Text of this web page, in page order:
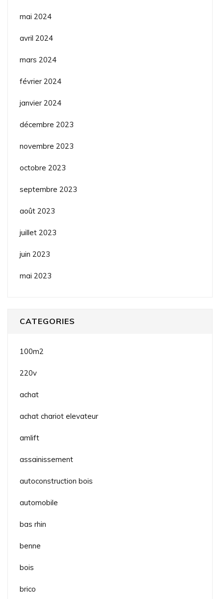
mai 2024
avril 2024
mars 2024
février 2024
janvier 2024
décembre 2023
novembre 2023
octobre 2023
septembre 2023
août 2023
juillet 2023
juin 2023
mai 2023
CATEGORIES
100m2
220v
achat
achat chariot elevateur
amlift
assainissement
autoconstruction bois
automobile
bas rhin
benne
bois
brico